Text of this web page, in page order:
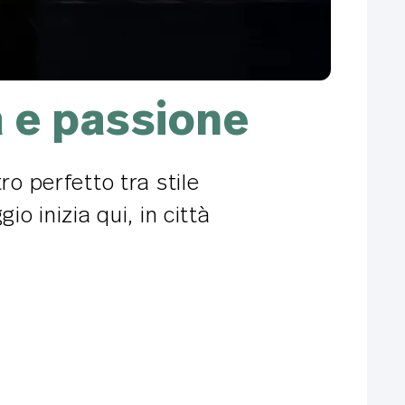
passione
perfetto tra stile
inizia qui, in città